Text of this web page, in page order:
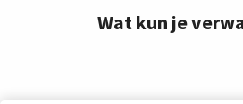
Wat kun je